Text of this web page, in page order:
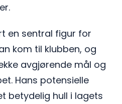
en sentral figur for
kom til klubben, og
avgjørende mål og
Hans potensielle
betydelig hull i lagets